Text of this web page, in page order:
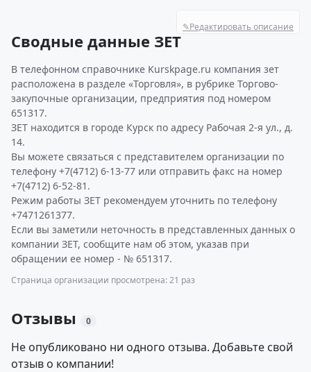
✎Редактировать описание
Сводные данные ЗЕТ
В телефонном справочнике Kurskpage.ru компания зет
расположена в разделе «Торговля», в рубрике Торгово-
закупочные организации, предприятия под номером
651317.
ЗЕТ находится в городе Курск по адресу Рабочая 2-я ул., д.
14.
Вы можете связаться с представителем организации по
телефону +7(4712) 6-13-77 или отправить факс на номер
+7(4712) 6-52-81.
Режим работы ЗЕТ рекомендуем уточнить по телефону
+7471261377.
Если вы заметили неточность в представленных данных о
компании ЗЕТ, сообщите нам об этом, указав при
обращении ее номер - № 651317.
Страница организации просмотрена: 21 раз
Отзывы 0
Не опубликовано ни одного отзыва. Добавьте свой
отзыв о компании!